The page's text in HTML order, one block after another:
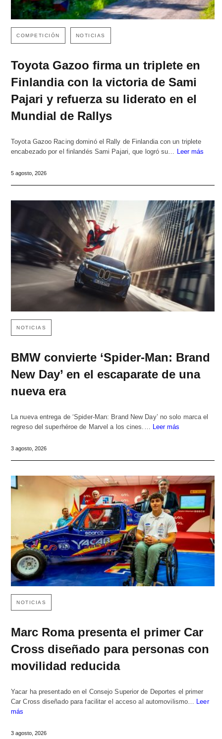
COMPETICIÓN NOTICIAS
Toyota Gazoo firma un triplete en
Finlandia con la victoria de Sami
Pajari y refuerza su liderato en el
Mundial de Rallys
Toyota Gazoo Racing dominó el Rally de Finlandia con un triplete
encabezado por el finlandés Sami Pajari, que logró su… Leer más
5 agosto, 2026
NOTICIAS
BMW convierte ‘Spider-Man: Brand
New Day’ en el escaparate de una
nueva era
La nueva entrega de ‘Spider-Man: Brand New Day’ no solo marca el
regreso del superhéroe de Marvel a los cines.… Leer más
3 agosto, 2026
NOTICIAS
Marc Roma presenta el primer Car
Cross diseñado para personas con
movilidad reducida
Yacar ha presentado en el Consejo Superior de Deportes el primer
Car Cross diseñado para facilitar el acceso al automovilismo…
Leer
más
3 agosto, 2026